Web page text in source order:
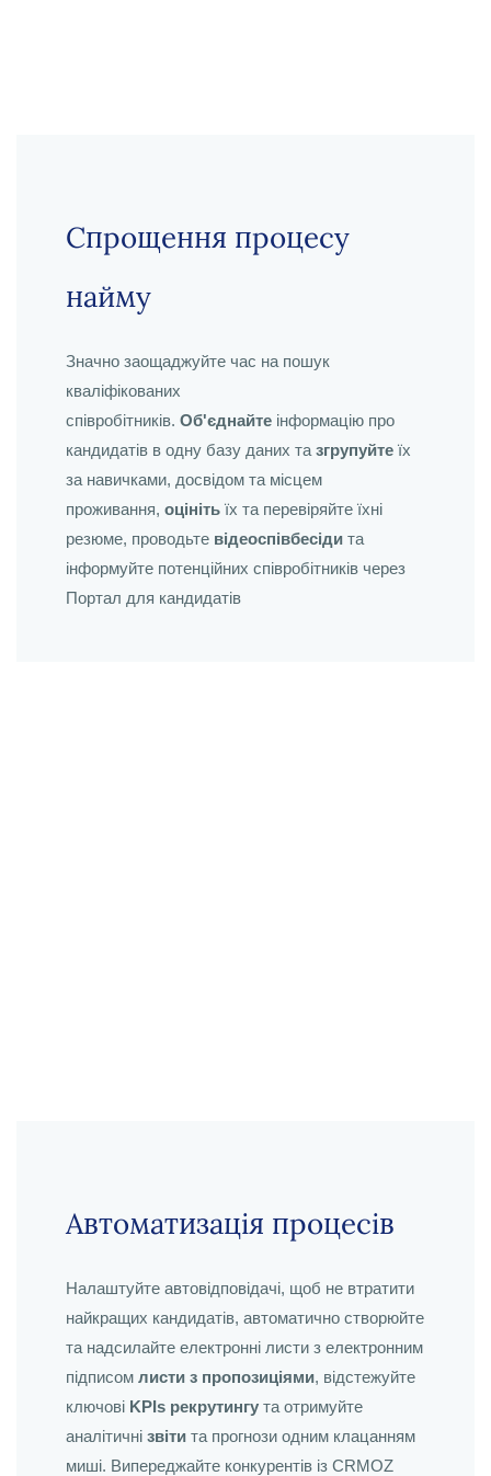
Спрощення процесу
найму
Значно заощаджуйте час на пошук
кваліфікованих
співробітників. Об'єднайте інформацію про
кандидатів в одну базу даних та згрупуйте їх
за навичками, досвідом та місцем
проживання, оцініть їх та перевіряйте їхні
резюме, проводьте відеоспівбесіди та
інформуйте потенційних співробітників через
Портал для кандидатів
Автоматизація процесів
Налаштуйте автовідповідачі, щоб не втратити
найкращих кандидатів, автоматично створюйте
та надсилайте електронні листи з електронним
підписом листи з пропозиціями, відстежуйте
ключові KPIs рекрутингу та отримуйте
аналітичні звіти та прогнози одним клацанням
миші. Випереджайте конкурентів із CRMOZ